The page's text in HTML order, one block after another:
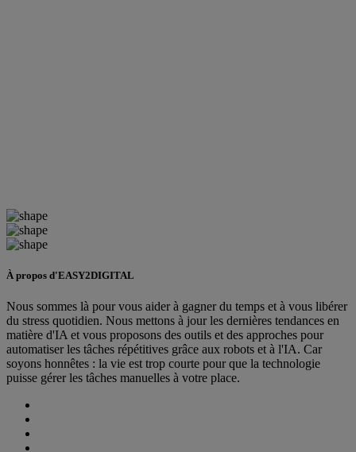
À propos d'EASY2DIGITAL
Nous sommes là pour vous aider à gagner du temps et à vous libérer
du stress quotidien. Nous mettons à jour les dernières tendances en
matière d'IA et vous proposons des outils et des approches pour
automatiser les tâches répétitives grâce aux robots et à l'IA. Car
soyons honnêtes : la vie est trop courte pour que la technologie
puisse gérer les tâches manuelles à votre place.